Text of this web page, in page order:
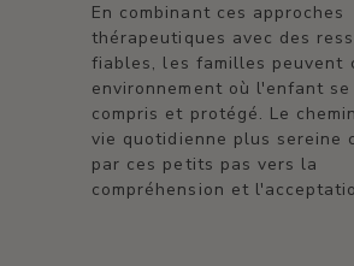
En combinant ces approches
thérapeutiques avec des
fiables, les familles peuvent
environnement où l'enfant
compris et protégé. Le
vie quotidienne plus sereine
par ces petits pas vers la
compréhension et